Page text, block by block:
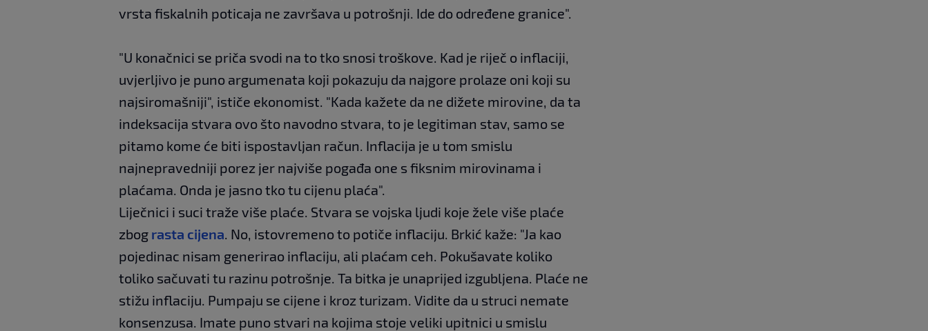
vrsta fiskalnih poticaja ne završava u potrošnji. Ide do određene granice".
"U konačnici se priča svodi na to tko snosi troškove. Kad je riječ o inflaciji,
uvjerljivo je puno argumenata koji pokazuju da najgore prolaze oni koji su
najsiromašniji", ističe ekonomist. "Kada kažete da ne dižete mirovine, da ta
indeksacija stvara ovo što navodno stvara, to je legitiman stav, samo se
pitamo kome će biti ispostavljan račun. Inflacija je u tom smislu
najnepravedniji porez jer najviše pogađa one s fiksnim mirovinama i
plaćama. Onda je jasno tko tu cijenu plaća".
Liječnici i suci traže više plaće. Stvara se vojska ljudi koje žele više plaće
zbog rasta cijena . No, istovremeno to potiče inflaciju. Brkić kaže: "Ja kao
pojedinac nisam generirao inflaciju, ali plaćam ceh. Pokušavate koliko
toliko sačuvati tu razinu potrošnje. Ta bitka je unaprijed izgubljena. Plaće ne
stižu inflaciju. Pumpaju se cijene i kroz turizam. Vidite da u struci nemate
konsenzusa. Imate puno stvari na kojima stoje veliki upitnici u smislu